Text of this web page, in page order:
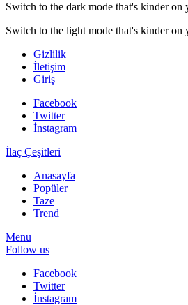
Switch to the dark mode that's kinder on
Switch to the light mode that's kinder on
Gizlilik
İletişim
Giriş
Facebook
Twitter
İnstagram
İlaç Çeşitleri
Anasayfa
Popüler
Taze
Trend
Menu
Follow us
Facebook
Twitter
İnstagram